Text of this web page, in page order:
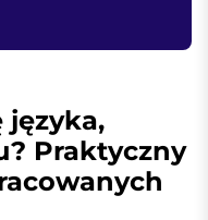
języka,
Praktyczny